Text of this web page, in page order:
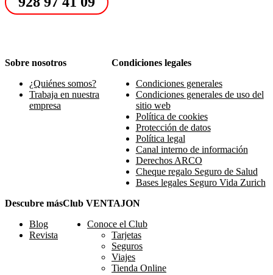
Sobre nosotros
¿Quiénes somos?
Trabaja en nuestra
empresa
Condiciones legales
Condiciones generales
Condiciones generales de uso del
sitio web
Política de cookies
Protección de datos
Política legal
Canal interno de información
Derechos ARCO
Cheque regalo Seguro de Salud
Bases legales Seguro Vida Zurich
Descubre más
Blog
Revista
Club VENTAJON
Conoce el Club
Tarjetas
Seguros
Viajes
Tienda Online